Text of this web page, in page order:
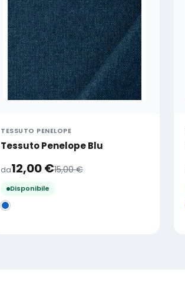
TESSUTO PENELOPE
Tessuto Penelope Blu
da12,00€15,00€
Disponibile